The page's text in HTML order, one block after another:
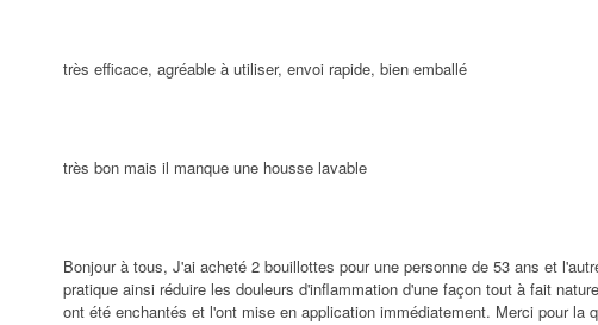
très efficace, agréable à utiliser, envoi rapide, bien emballé
très bon mais il manque une housse lavable
Bonjour à tous, J'ai acheté 2 bouillottes pour une personne de 53 ans et
pratique ainsi réduire les douleurs d'inflammation d'une façon tout à fait
ont été enchantés et l'ont mise en application immédiatement. Merci pour la